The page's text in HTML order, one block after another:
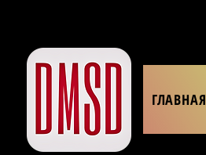
ГЛАВНАЯ